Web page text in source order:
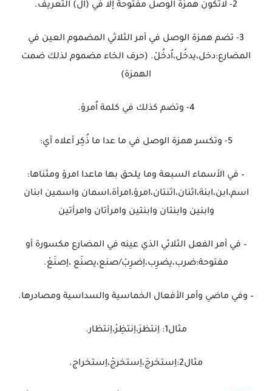
2- لاتكون همزة الوصل مفتوحة إلا في (ال) التعريف.
3- تضم همزة الوصل في أمر الثلاثي المضموم العين في
المضارع:دخل،يدخُل،اُدخُلْ. (حرف الخاء مضموم لذلك ضمت
الهمزة)
4- وتضم كذلك في كلمة اُمرؤ.
5- وتكسر همزة الوصل في ما عدا ما ذُكِر أعلاه أي:
– في الأسماء السبعة وما يلحق بها ماعدا امرؤ ومثناها:
اسم،ابن،ابنة،اثنان،اثنتان،امرؤ،امرأة،اسمان واسمين ابنان
وابنين وابنتان وابنتين وامرأتان وامرأتين
– في أمر الفعل الثلاثي الذي عينه في المضارع مكسورة أو
مفتوحة:ضرب،يضرِب،اِضرِبْ/صنع،يصنَع ،اِصنَعْ.
– وفي ماضي وأمر الأفعال الخماسية والسداسية ومصادرها.
مثال1: اِنتظرَ،اِنتظِرْ،اِنتظار.
مثال2:اِستخرجَ،اِستخرجْ،اِستخراج.